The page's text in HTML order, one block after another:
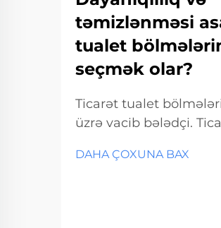
təmizlənməsi
tualet
seçmək olar?
Ticarət tualet
üzrə vacib bələdçi.
zamanı düzgün tualet
DAHA ÇOXUNA BAX